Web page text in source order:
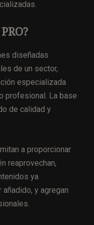
diseñadas
de un sector,
especializada
profesional. La base
de calidad y
a proporcionar
reaprovechan,
ya
y agregan